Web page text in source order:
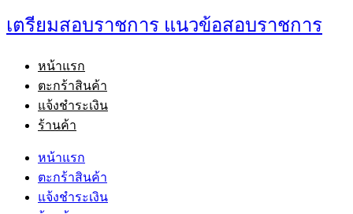
เตรียมสอบราชการ แนวข้อสอบราชการ
หน้าแรก
ตะกร้าสินค้า
แจ้งชำระเงิน
ร้านค้า
หน้าแรก
ตะกร้าสินค้า
แจ้งชำระเงิน